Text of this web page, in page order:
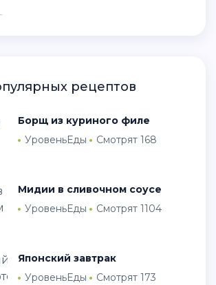
рецептов
Борщ из куриного филе
УровеньЕды
Смотрят 168
Мидии в сливочном соусе
УровеньЕды
Смотрят 1104
Японский завтрак
УровеньЕды
Смотрят 173